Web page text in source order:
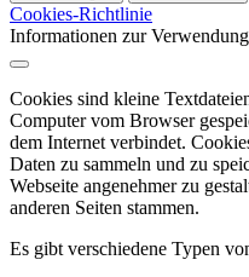
Cookies-Richtlinie
Informationen zur
Cookies sind kleine
Computer vom Browser
dem Internet verbindet.
Daten zu sammeln und zu
Webseite angenehmer zu
anderen Seiten stammen.
Es gibt verschiedene Typen